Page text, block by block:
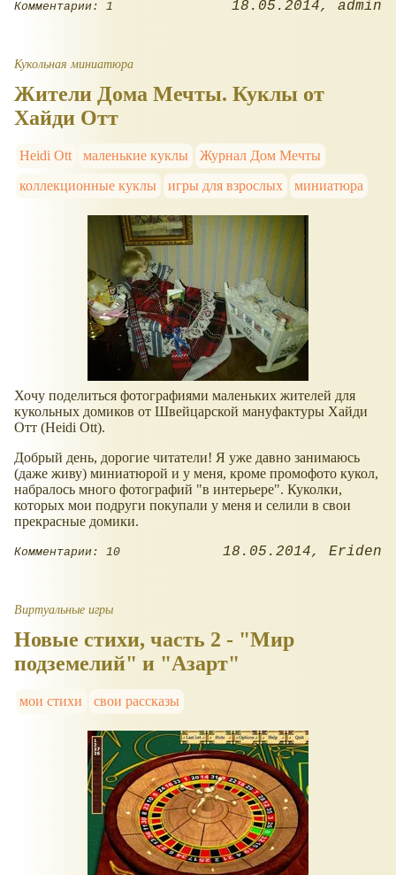
Комментарии: 1 18.05.2014 admin
Кукольная миниатюра
Жители Дома Мечты. Куклы от
Хайди Отт
Heidi Ott маленькие куклы
Журнал Дом Мечты
коллекционные куклы
игры для взрослых миниатюра
Хочу поделиться фотографиями маленьких жителей для
кукольных домиков от Швейцарской мануфактуры Хайди
Отт (Heidi Ott).
Добрый день, дорогие читатели! Я уже давно занимаюсь
(даже живу) миниатюрой и у меня, кроме промофото кукол,
набралось много фотографий "в интерьере". Куколки,
которых мои подруги покупали у меня и селили в свои
прекрасные домики.
Комментарии: 10 18.05.2014 Eriden
Виртуальные игры
Новые стихи, часть 2 - "Мир
подземелий" и "Азарт"
мои стихи свои рассказы